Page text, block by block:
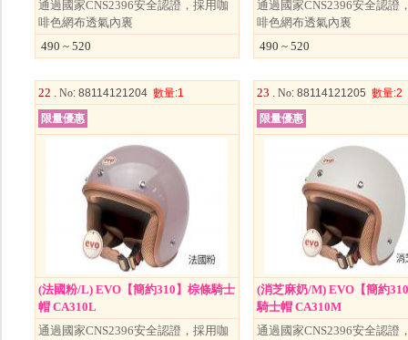
通過國家CNS2396安全認證，採用咖
啡色網布透氣內裏
490 ~ 520
通過國家CNS2396安全認證
啡色網布透氣內裏
490 ~ 520
22 . No: 88114121204 數量:1
限量優惠
(法國粉/L) EVO【簡約310】棕條騎士
帽 CA310L
通過國家CNS2396安全認證，採用咖
23 . No: 88114121205 數量:2
限量優惠
(消芝麻奶/M) EVO【簡約
騎士帽 CA310M
通過國家CNS2396安全認證